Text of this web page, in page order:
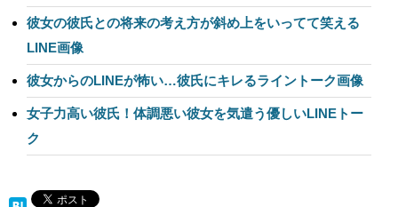
彼女の彼氏との将来の考え方が斜め上をいってて笑える
LINE画像
彼女からのLINEが怖い…彼氏にキレるライントーク画像
女子力高い彼氏！体調悪い彼女を気遣う優しいLINEトー
ク